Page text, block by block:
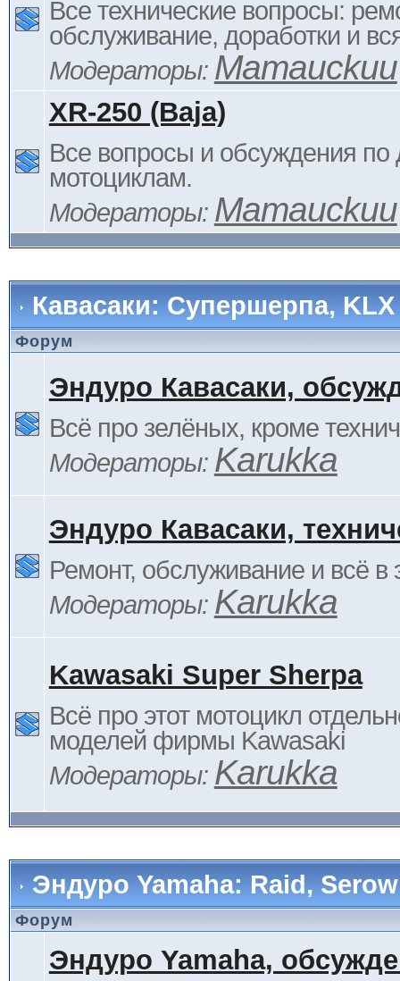
Все технические вопросы:
обслуживание, доработки и
Модераторы: Mamauckuu
XR-250 (Baja)
Все вопросы и обсуждения
мотоциклам.
Модераторы: Mamauckuu
Кавасаки: Супершерпа,
Форум
Эндуро Кавасаки,
Всё про зелёных, кроме
Модераторы: Karukka
Эндуро Кавасаки,
Ремонт, обслуживание и всё в
Модераторы: Karukka
Kawasaki Super Sherpa
Всё про этот мотоцикл
моделей фирмы Kawasaki
Модераторы: Karukka
Эндуро Yamaha: Raid,
Форум
Эндуро Yamaha,